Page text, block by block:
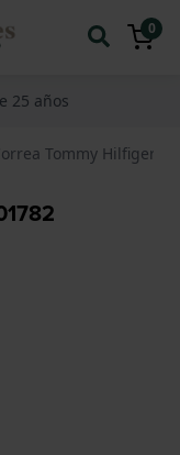
0
25 años
Tommy Hilfiger